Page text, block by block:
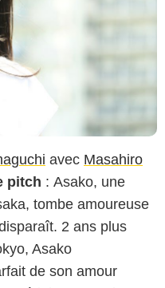
avec Masahiro
pitch : Asako, une
tombe amoureuse
2 ans plus
Asako
de son amour